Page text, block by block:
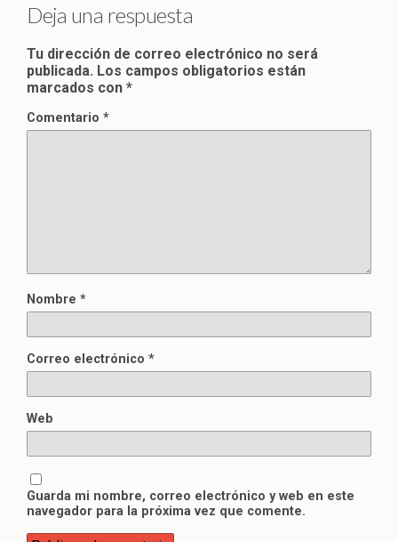
Deja una respuesta
Tu dirección de correo electrónico no será
publicada. Los campos obligatorios están
marcados con *
Comentario *
Nombre *
Correo electrónico *
Web
Guarda mi nombre, correo electrónico y web en este
navegador para la próxima vez que comente.